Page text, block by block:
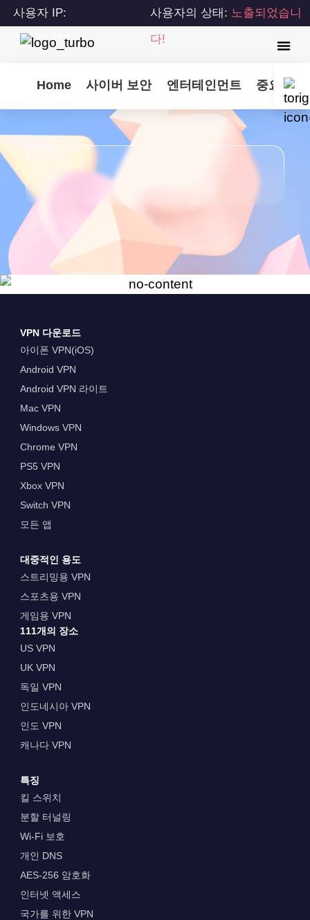
사용자 IP:
216.73.217.32
사용자의 상태: 노출되었습니
다!
Home 사이버 보안 엔터테인먼트 중요 업
VPN 다운로드
아이폰 VPN(iOS)
Android VPN
Android VPN 라이트
Mac VPN
Windows VPN
Chrome VPN
PS5 VPN
Xbox VPN
Switch VPN
모든 앱
대중적인 용도
스트리밍용 VPN
스포츠용 VPN
게임용 VPN
111개의 장소
US VPN
UK VPN
독일 VPN
인도네시아 VPN
인도 VPN
캐나다 VPN
특징
킬 스위치
분할 터널링
Wi-Fi 보호
개인 DNS
AES-256 암호화
인터넷 액세스
국가를 위한 VPN